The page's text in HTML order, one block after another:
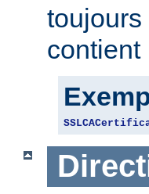
contient